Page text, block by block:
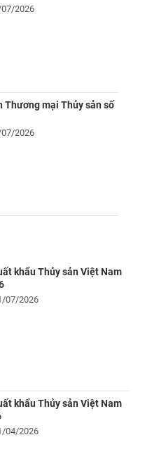
07/2026
Thương mại Thủy sản số
07/2026
khẩu Thủy sản Việt Nam
07/2026
khẩu Thủy sản Việt Nam
04/2026